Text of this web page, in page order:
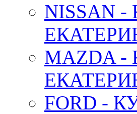
NISSAN
MAZDA
FORD -